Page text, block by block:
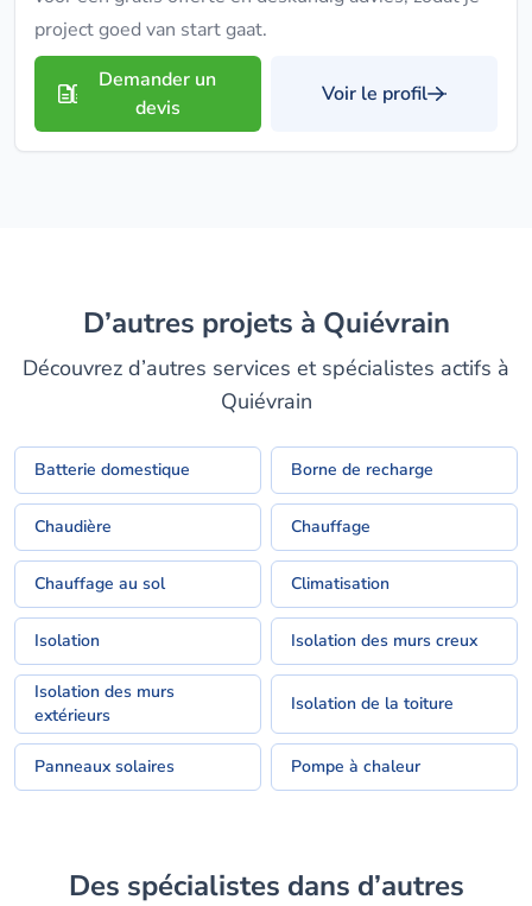
project goed van start gaat.
Demander un
devis
Voir le profil
D’autres projets à Quiévrain
Découvrez d’autres services et spécialistes actifs à
Quiévrain
Batterie domestique Borne de recharge
Chaudière Chauffage
Chauffage au sol Climatisation
Isolation Isolation des murs creux
Isolation des murs
extérieurs
Isolation de la toiture
Panneaux solaires Pompe à chaleur
Des spécialistes dans d’autres